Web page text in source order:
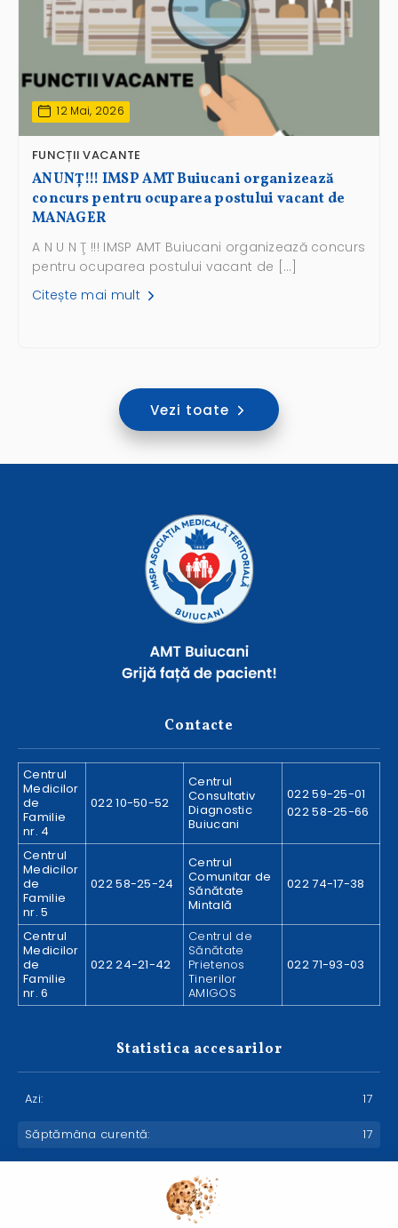
12 Mai, 2026
FUNCȚII VACANTE
ANUNŢ!!! IMSP AMT Buiucani organizează
concurs pentru ocuparea postului vacant de
MANAGER
A N U N Ţ !!! IMSP AMT Buiucani organizează concurs
pentru ocuparea postului vacant de […]
Citește mai mult
Vezi toate
Contacte
Centrul
Medicilor
de
Familie
nr. 4
022 10-50-52
Centrul
Consultativ
Diagnostic
Buiucani
022 59-25-01
022 58-25-66
Centrul
Medicilor
de
Familie
nr. 5
022 58-25-24
Centrul
Comunitar de
Sănătate
Mintală
022 74-17-38
Centrul
Medicilor
de
Familie
nr. 6
022 24-21-42
Centrul de
Sănătate
Prietenos
Tinerilor
AMIGOS
022 71-93-03
Statistica accesarilor
Azi: 17
Săptămâna curentă: 17